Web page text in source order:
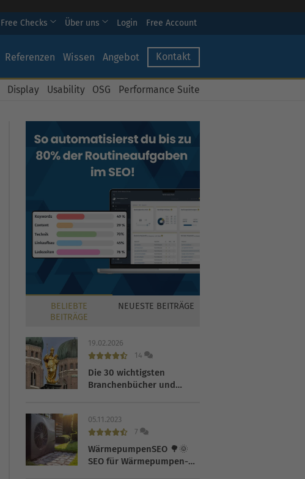
Free Checks Über uns Login Free Account
Referenzen Wissen Angebot Kontakt
Display Usability OSG Performance Suite
BELIEBTE
BEITRÄGE
NEUESTE BEITRÄGE
19.02.2026
14
Die 30 wichtigsten
Branchenbücher und
05.11.2023
7
WärmepumpenSEO 🌳🌞
SEO für Wärmepumpen-